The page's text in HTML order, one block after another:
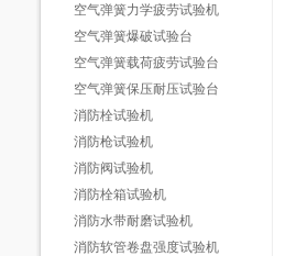
空气弹簧力学疲劳试验机
空气弹簧爆破试验台
空气弹簧载荷疲劳试验台
空气弹簧保压耐压试验台
消防栓试验机
消防枪试验机
消防阀试验机
消防栓箱试验机
消防水带耐磨试验机
消防软管卷盘强度试验机